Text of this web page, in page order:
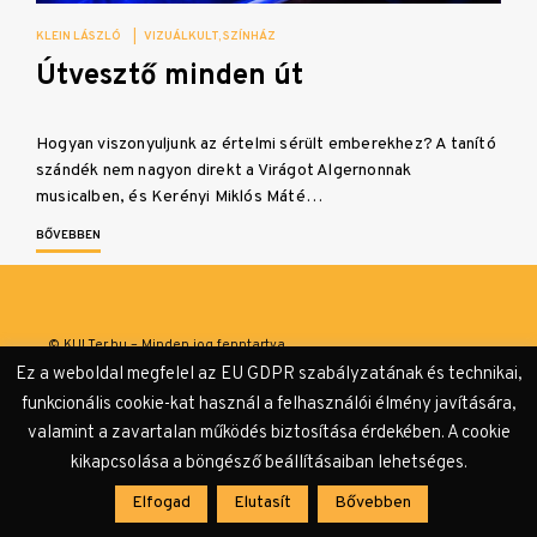
KLEIN LÁSZLÓ VIZUÁLKULT SZÍNHÁZ
Útvesztő minden út
Hogyan viszonyuljunk az értelmi sérült emberekhez? A tanító
szándék nem nagyon direkt a Virágot Algernonnak
musicalben, és Kerényi Miklós Máté…
BŐVEBBEN
© KULTer.hu – Minden jog fenntartva
Adatvédelmi tájékoztató
Ez a weboldal megfelel az EU GDPR szabályzatának és technikai,
funkcionális cookie-kat használ a felhasználói élmény javítására,
valamint a zavartalan működés biztosítása érdekében. A cookie
kikapcsolása a böngésző beállításaiban lehetséges.
Elfogad Elutasít Bővebben